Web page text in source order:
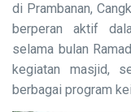
di Prambanan,
berperan aktif
selama bulan
kegiatan masjid,
berbagai program